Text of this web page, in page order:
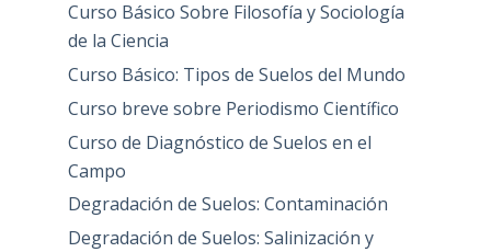
Curso Básico Sobre Filosofía y Sociología
de la Ciencia
Curso Básico: Tipos de Suelos del Mundo
Curso breve sobre Periodismo Científico
Curso de Diagnóstico de Suelos en el
Campo
Degradación de Suelos: Contaminación
Degradación de Suelos: Salinización y